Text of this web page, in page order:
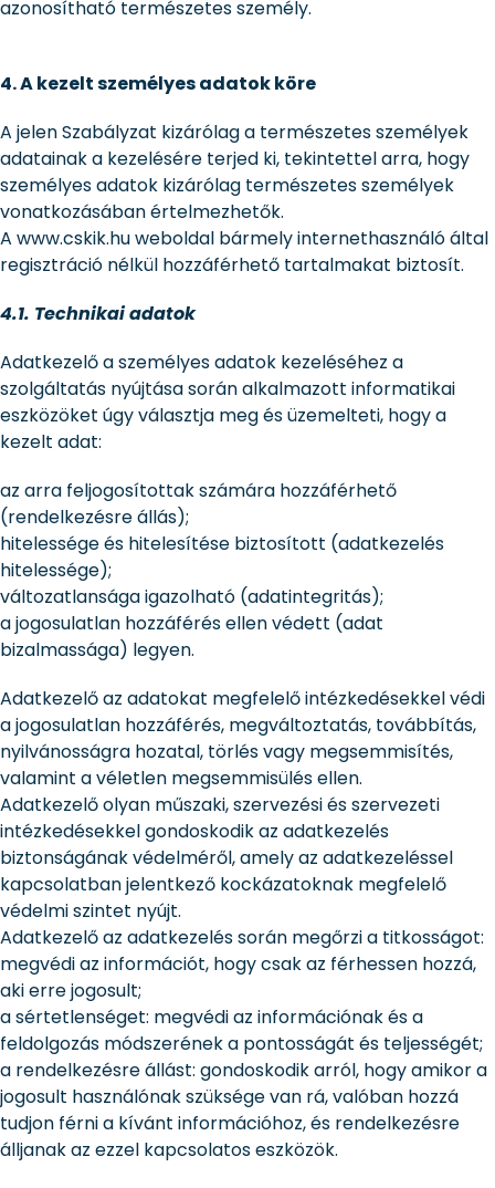
azonosítható természetes személy.
4. A kezelt személyes adatok köre
A jelen Szabályzat kizárólag a természetes személyek
adatainak a kezelésére terjed ki, tekintettel arra, hogy
személyes adatok kizárólag természetes személyek
vonatkozásában értelmezhetők.
A www.cskik.hu weboldal bármely internethasználó által
regisztráció nélkül hozzáférhető tartalmakat biztosít.
4.1. Technikai adatok
Adatkezelő a személyes adatok kezeléséhez a
szolgáltatás nyújtása során alkalmazott informatikai
eszközöket úgy választja meg és üzemelteti, hogy a
kezelt adat:
az arra feljogosítottak számára hozzáférhető
(rendelkezésre állás);
hitelessége és hitelesítése biztosított (adatkezelés
hitelessége);
változatlansága igazolható (adatintegritás);
a jogosulatlan hozzáférés ellen védett (adat
bizalmassága) legyen.
Adatkezelő az adatokat megfelelő intézkedésekkel védi
a jogosulatlan hozzáférés, megváltoztatás, továbbítás,
nyilvánosságra hozatal, törlés vagy megsemmisítés,
valamint a véletlen megsemmisülés ellen.
Adatkezelő olyan műszaki, szervezési és szervezeti
intézkedésekkel gondoskodik az adatkezelés
biztonságának védelméről, amely az adatkezeléssel
kapcsolatban jelentkező kockázatoknak megfelelő
védelmi szintet nyújt.
Adatkezelő az adatkezelés során megőrzi a titkosságot:
megvédi az információt, hogy csak az férhessen hozzá,
aki erre jogosult;
a sértetlenséget: megvédi az információnak és a
feldolgozás módszerének a pontosságát és teljességét;
a rendelkezésre állást: gondoskodik arról, hogy amikor a
jogosult használónak szüksége van rá, valóban hozzá
tudjon férni a kívánt információhoz, és rendelkezésre
álljanak az ezzel kapcsolatos eszközök.